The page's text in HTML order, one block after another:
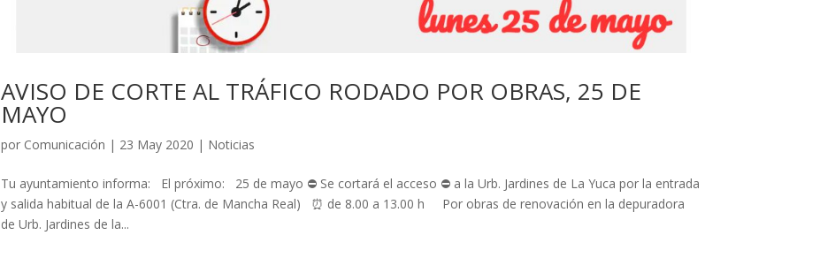
AVISO DE CORTE AL TRÁFICO RODADO POR OBRAS, 25 DE
MAYO
por Comunicación | 23 May 2020 | Noticias
Tu ayuntamiento informa: El próximo: 25 de mayo ⛔️ Se cortará el acceso ⛔️ a la Urb. Jardines de La Yuca por la entrada
y salida habitual de la A-6001 (Ctra. de Mancha Real) ⏰ de 8.00 a 13.00 h Por obras de renovación en la depuradora
de Urb. Jardines de la...